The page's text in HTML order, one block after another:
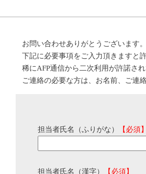
お問い合わせありがとうございます。
下記に必要事項をご入力頂きますと
稀にAFP通信から二次利用が許諾さ
ご連絡の必要な方は、お名前、ご連
担当者氏名（ふりがな） 【必須】
担当者氏名（漢字） 【必須】